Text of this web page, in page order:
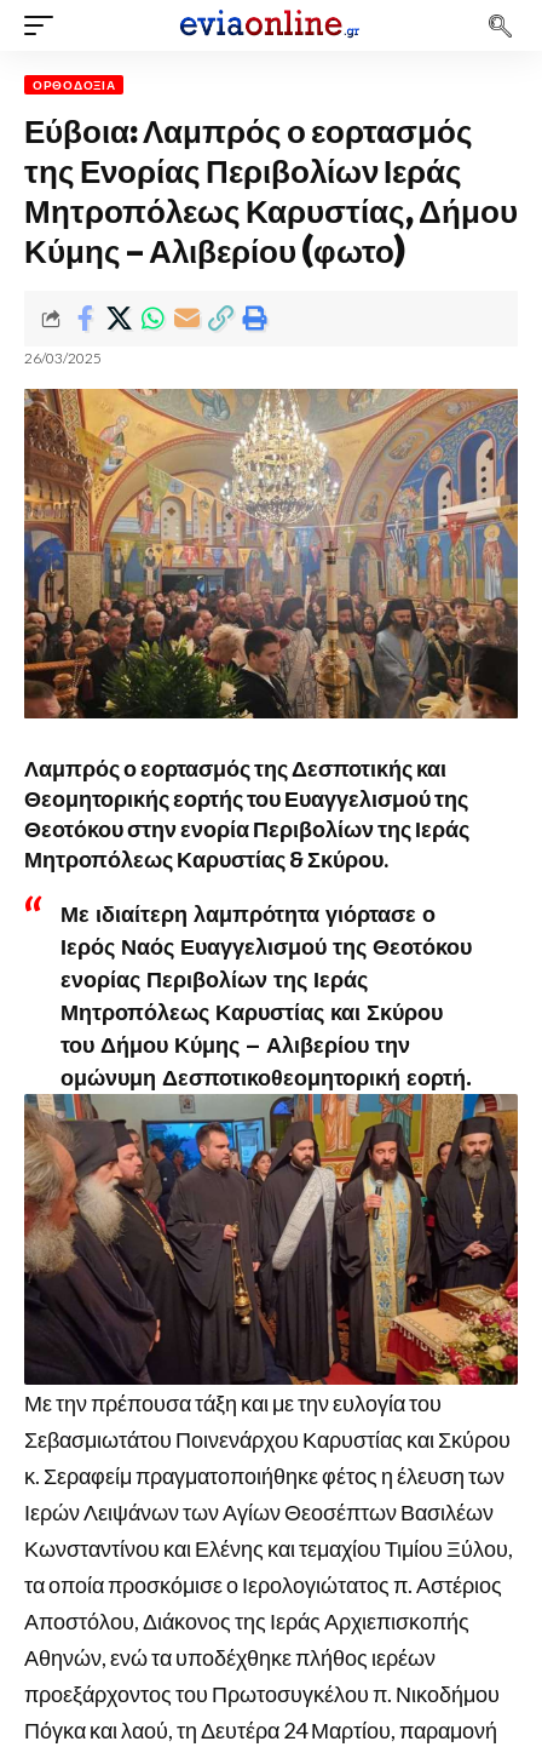
ΟΡΘΟΔΟΞΊΑ
Εύβοια: Λαμπρός ο εορτασμός
της Ενορίας Περιβολίων Ιεράς
Μητροπόλεως Καρυστίας, Δήμου
Κύμης – Αλιβερίου (φωτο)
26/03/2025
Λαμπρός ο εορτασμός της Δεσποτικής και
Θεομητορικής εορτής του Ευαγγελισμού της
Θεοτόκου στην ενορία Περιβολίων της Ιεράς
Μητροπόλεως Καρυστίας & Σκύρου.
Με ιδιαίτερη λαμπρότητα γιόρτασε ο
Ιερός Ναός Ευαγγελισμού της Θεοτόκου
ενορίας Περιβολίων της Ιεράς
Μητροπόλεως Καρυστίας και Σκύρου
του Δήμου Κύμης – Αλιβερίου την
ομώνυμη Δεσποτικοθεομητορική εορτή.
Με την πρέπουσα τάξη και με την ευλογία του
Σεβασμιωτάτου Ποινενάρχου Καρυστίας και Σκύρου
κ. Σεραφείμ πραγματοποιήθηκε φέτος η έλευση των
Ιερών Λειψάνων των Αγίων Θεοσέπτων Βασιλέων
Κωνσταντίνου και Ελένης και τεμαχίου Τιμίου Ξύλου,
τα οποία προσκόμισε ο Ιερολογιώτατος π. Αστέριος
Αποστόλου, Διάκονος της Ιεράς Αρχιεπισκοπής
Αθηνών, ενώ τα υποδέχθηκε πλήθος ιερέων
προεξάρχοντος του Πρωτοσυγκέλου π. Νικοδήμου
Πόγκα και λαού, τη Δευτέρα 24 Μαρτίου, παραμονή